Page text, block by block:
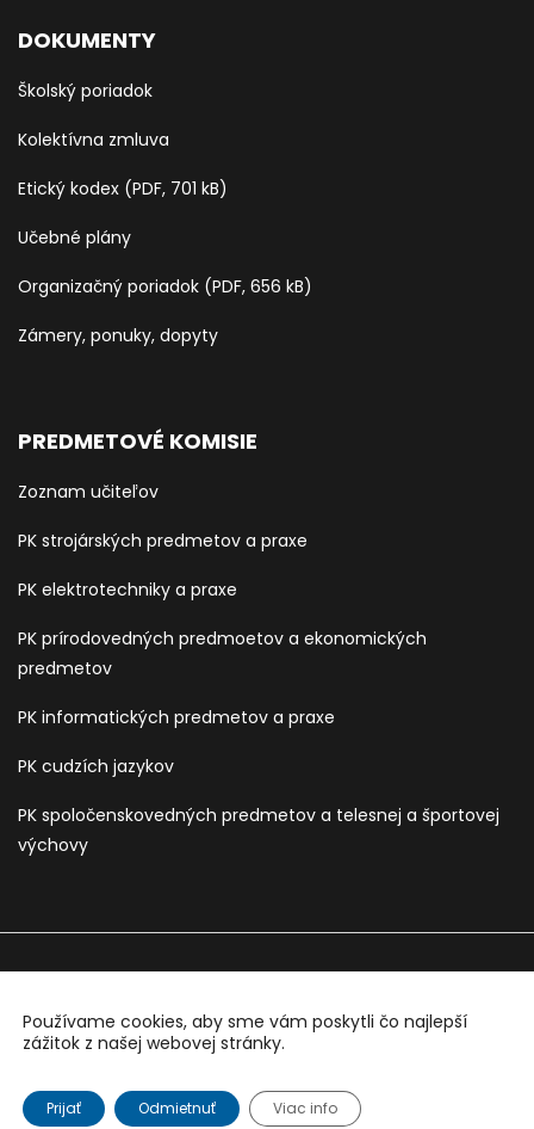
DOKUMENTY
Školský poriadok
Kolektívna zmluva
Etický kodex (PDF, 701 kB)
Učebné plány
Organizačný poriadok (PDF, 656 kB)
Zámery, ponuky, dopyty
PREDMETOVÉ KOMISIE
Zoznam učiteľov
PK strojárských predmetov a praxe
PK elektrotechniky a praxe
PK prírodovedných predmoetov a ekonomických
predmetov
PK informatických predmetov a praxe
PK cudzích jazykov
PK spoločenskovedných predmetov a telesnej a športovej
výchovy
Webology.sk
Sledujte nás na:
Používame cookies, aby sme vám poskytli čo najlepší
zážitok z našej webovej stránky.
Prijať Odmietnuť Viac info